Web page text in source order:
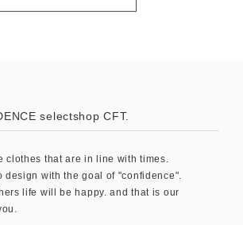
selectshop CFT.
clothes that are in line with times.
design with the goal of "confidence".
life will be happy. and that is our